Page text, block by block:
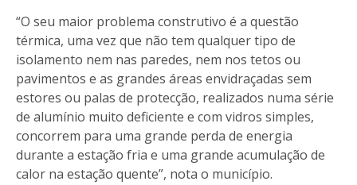
“O seu maior problema construtivo é a questão
térmica, uma vez que não tem qualquer tipo de
isolamento nem nas paredes, nem nos tetos ou
pavimentos e as grandes áreas envidraçadas sem
estores ou palas de protecção, realizados numa série
de alumínio muito deficiente e com vidros simples,
concorrem para uma grande perda de energia
durante a estação fria e uma grande acumulação de
calor na estação quente”, nota o município.